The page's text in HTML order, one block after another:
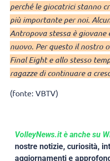
perché le giocatrici stanno
più importante per noi.
Antropova stessa è
nuovo. Per questo il nostro
Final Eight e allo stesso
ragazze di continuare a
(fonte: VBTV)
VolleyNews.it è anche su
nostre notizie, curiosità,
aggiornamenti e